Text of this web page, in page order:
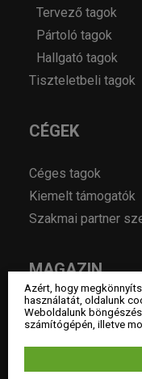
Tervező tagok
Pártoló tagok
Hallgató tagok
Tiszteletbeli tagok
CÉGEK
Céges tagok
Kiemelt támogatók
Szakmai partner
MAGAZIN
Hírek
Év lakberendezője
Azért, hogy
használatát, oldalunk
Weboldalunk
számítógépén, illetve